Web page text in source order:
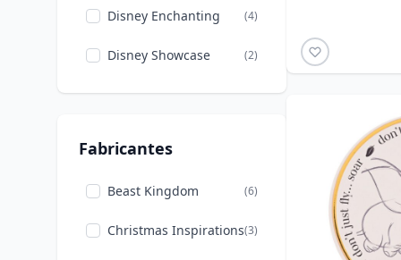
Enredados
El Rey León
Disney Enchanting (4)
Disney Showcase (2)
Disney Traditions (11)
Fabricantes
Beast Kingdom (6)
Christmas Inspirations(3)